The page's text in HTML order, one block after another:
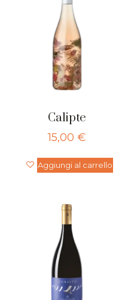
Calipte
15,00 €
Aggiungi al carrello